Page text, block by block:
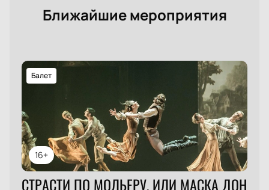
Ближайшие мероприятия
16+
Балет
СТРАСТИ ПО МОЛЬЕРУ, ИЛИ МАСКА ДОН